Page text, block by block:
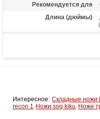
Рекомендуется для
Длина (дюймы)
Интересное: Складные ножи
recon 1 Ножи sog kiku Ножи